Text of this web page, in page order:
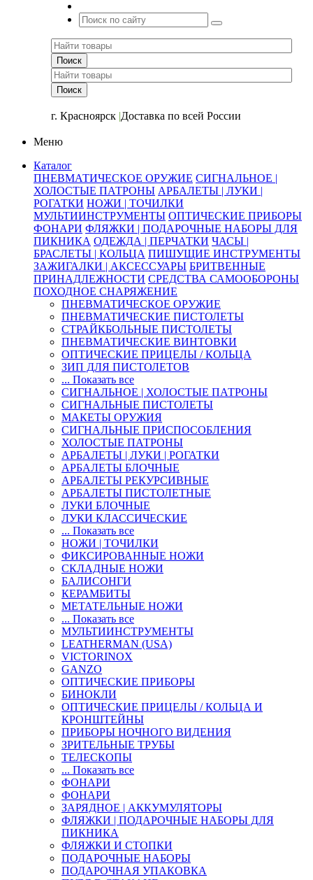
г. Красноярск |Доставка по всей России
Меню
Каталог
ПНЕВМАТИЧЕСКОЕ ОРУЖИЕ СИГНАЛЬНОЕ |
ХОЛОСТЫЕ ПАТРОНЫ АРБАЛЕТЫ | ЛУКИ |
РОГАТКИ НОЖИ | ТОЧИЛКИ
МУЛЬТИИНСТРУМЕНТЫ ОПТИЧЕСКИЕ ПРИБОРЫ
ФОНАРИ ФЛЯЖКИ | ПОДАРОЧНЫЕ НАБОРЫ ДЛЯ
ПИКНИКА ОДЕЖДА | ПЕРЧАТКИ ЧАСЫ |
БРАСЛЕТЫ | КОЛЬЦА ПИШУЩИЕ ИНСТРУМЕНТЫ
ЗАЖИГАЛКИ | АКСЕССУАРЫ БРИТВЕННЫЕ
ПРИНАДЛЕЖНОСТИ СРЕДСТВА САМООБОРОНЫ
ПОХОДНОЕ СНАРЯЖЕНИЕ
ПНЕВМАТИЧЕСКОЕ ОРУЖИЕ
ПНЕВМАТИЧЕСКИЕ ПИСТОЛЕТЫ
СТРАЙКБОЛЬНЫЕ ПИСТОЛЕТЫ
ПНЕВМАТИЧЕСКИЕ ВИНТОВКИ
ОПТИЧЕСКИЕ ПРИЦЕЛЫ / КОЛЬЦА
ЗИП ДЛЯ ПИСТОЛЕТОВ
... Показать все
СИГНАЛЬНОЕ | ХОЛОСТЫЕ ПАТРОНЫ
СИГНАЛЬНЫЕ ПИСТОЛЕТЫ
МАКЕТЫ ОРУЖИЯ
СИГНАЛЬНЫЕ ПРИСПОСОБЛЕНИЯ
ХОЛОСТЫЕ ПАТРОНЫ
АРБАЛЕТЫ | ЛУКИ | РОГАТКИ
АРБАЛЕТЫ БЛОЧНЫЕ
АРБАЛЕТЫ РЕКУРСИВНЫЕ
АРБАЛЕТЫ ПИСТОЛЕТНЫЕ
ЛУКИ БЛОЧНЫЕ
ЛУКИ КЛАССИЧЕСКИЕ
... Показать все
НОЖИ | ТОЧИЛКИ
ФИКСИРОВАННЫЕ НОЖИ
СКЛАДНЫЕ НОЖИ
БАЛИСОНГИ
КЕРАМБИТЫ
МЕТАТЕЛЬНЫЕ НОЖИ
... Показать все
МУЛЬТИИНСТРУМЕНТЫ
LEATHERMAN (USA)
VICTORINOX
GANZO
ОПТИЧЕСКИЕ ПРИБОРЫ
БИНОКЛИ
ОПТИЧЕСКИЕ ПРИЦЕЛЫ / КОЛЬЦА И
КРОНШТЕЙНЫ
ПРИБОРЫ НОЧНОГО ВИДЕНИЯ
ЗРИТЕЛЬНЫЕ ТРУБЫ
ТЕЛЕСКОПЫ
... Показать все
ФОНАРИ
ФОНАРИ
ЗАРЯДНОЕ | АККУМУЛЯТОРЫ
ФЛЯЖКИ | ПОДАРОЧНЫЕ НАБОРЫ ДЛЯ
ПИКНИКА
ФЛЯЖКИ И СТОПКИ
ПОДАРОЧНЫЕ НАБОРЫ
ПОДАРОЧНАЯ УПАКОВКА